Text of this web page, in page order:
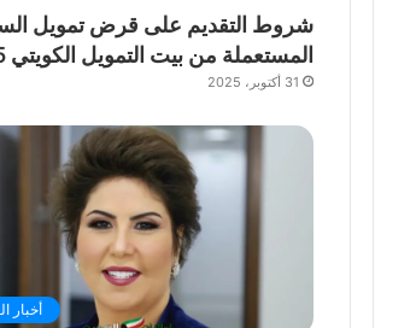
شروط التقديم على قرض تمويل
المستعملة من بيت التمويل الكويتي 2025
31 أكتوبر، 2025
أخبار